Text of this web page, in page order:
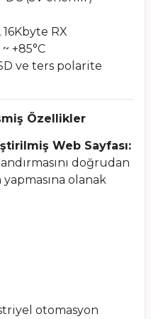
16Kbyte RX
+85°C
ve ters polarite
Özellikler
Web Sayfası:
doğrudan
yapmasına olanak
otomasyon